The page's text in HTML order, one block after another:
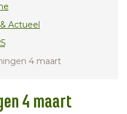
Actueel
4 maart
4 maart